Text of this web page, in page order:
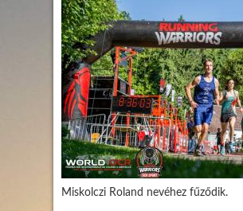
Miskolczi Roland nevéhez fűződik.